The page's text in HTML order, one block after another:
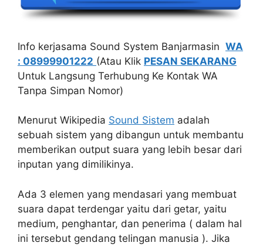
Info kerjasama Sound System Banjarmasin WA
: 08999901222 (Atau Klik PESAN SEKARANG
Untuk Langsung Terhubung Ke Kontak WA
Tanpa Simpan Nomor)
Menurut Wikipedia Sound Sistem adalah
sebuah sistem yang dibangun untuk membantu
memberikan output suara yang lebih besar dari
inputan yang dimilikinya.
Ada 3 elemen yang mendasari yang membuat
suara dapat terdengar yaitu dari getar, yaitu
medium, penghantar, dan penerima ( dalam hal
ini tersebut gendang telingan manusia ). Jika